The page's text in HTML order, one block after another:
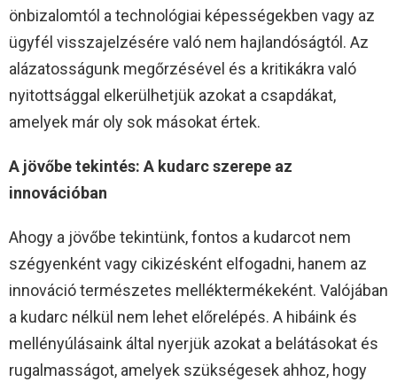
önbizalomtól a technológiai képességekben vagy az
ügyfél visszajelzésére való nem hajlandóságtól. Az
alázatosságunk megőrzésével és a kritikákra való
nyitottsággal elkerülhetjük azokat a csapdákat,
amelyek már oly sok másokat értek.
A jövőbe tekintés: A kudarc szerepe az
innovációban
Ahogy a jövőbe tekintünk, fontos a kudarcot nem
szégyenként vagy cikizésként elfogadni, hanem az
innováció természetes melléktermékeként. Valójában
a kudarc nélkül nem lehet előrelépés. A hibáink és
mellényúlásaink által nyerjük azokat a belátásokat és
rugalmasságot, amelyek szükségesek ahhoz, hogy